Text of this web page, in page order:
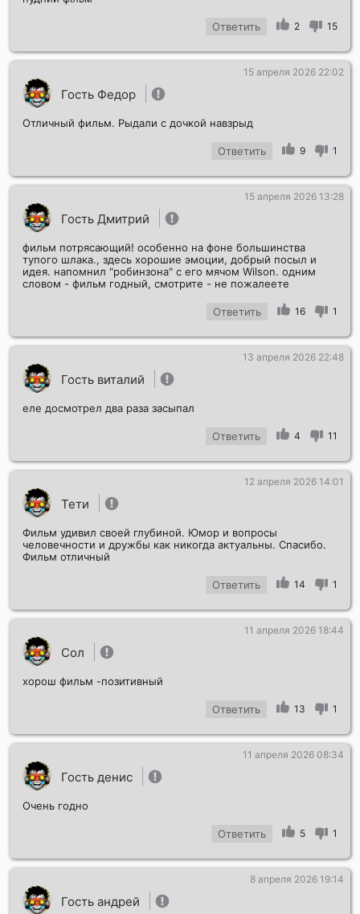
Ответить 2 15
Гость Федор
15 апреля 2026 22:02
Отличный фильм. Рыдали с дочкой навзрыд
Ответить 9 1
Гость Дмитрий
15 апреля 2026 13:28
фильм потрясающий! особенно на фоне большинства
тупого шлака., здесь хорошие эмоции, добрый посыл и
идея. напомнил "робинзона" с его мячом Wilson. одним
словом - фильм годный, смотрите - не пожалеете
Ответить 16 1
Гость виталий
13 апреля 2026 22:48
еле досмотрел два раза засыпал
Ответить 4 11
Тети
12 апреля 2026 14:01
Фильм удивил своей глубиной. Юмор и вопросы
человечности и дружбы как никогда актуальны. Спасибо.
Фильм отличный
Ответить 14 1
Сол
11 апреля 2026 18:44
хорош фильм -позитивный
Ответить 13 1
Гость денис
11 апреля 2026 08:34
Очень годно
Ответить 5 1
Гость андрей
8 апреля 2026 19:14